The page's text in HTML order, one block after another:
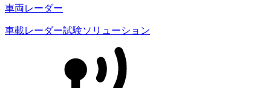
車両レーダー
車載レーダー試験ソリューション